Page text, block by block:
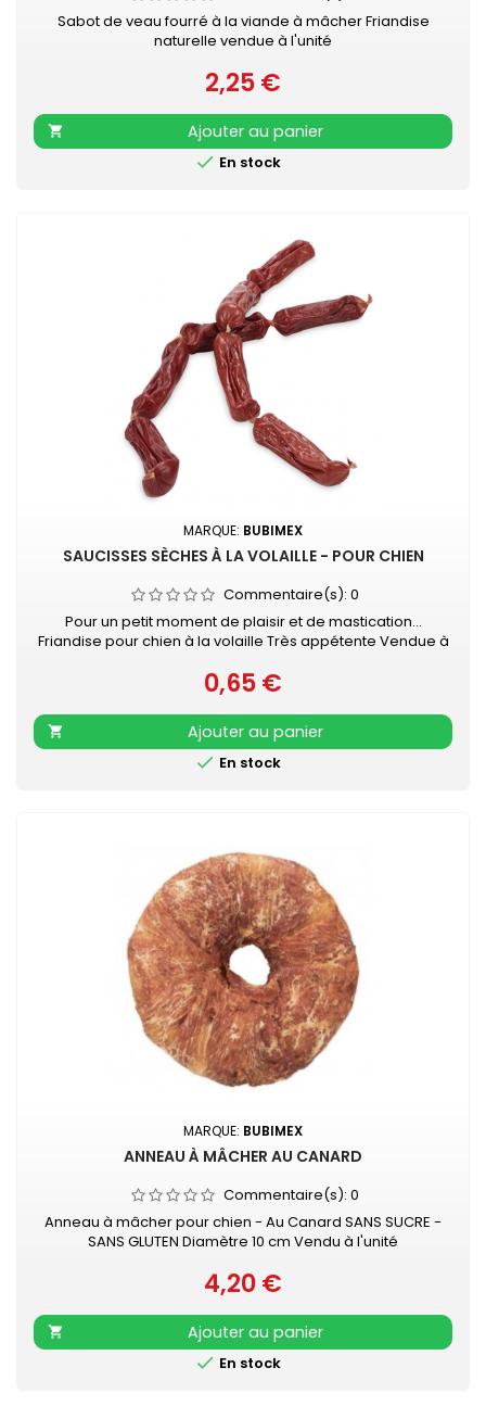
Sabot de veau fourré à la viande à mâcher Friandise
naturelle vendue à l'unité
Prix
2,25 €

Ajouter au panier
 En stock
MARQUE: BUBIMEX
SAUCISSES SÈCHES À LA VOLAILLE - POUR CHIEN
Commentaire(s): 0
Pour un petit moment de plaisir et de mastication...
Friandise pour chien à la volaille Très appétente Vendue à
Prix
0,65 €

Ajouter au panier
 En stock
MARQUE: BUBIMEX
ANNEAU À MÂCHER AU CANARD
Commentaire(s): 0
Anneau à mâcher pour chien - Au Canard SANS SUCRE -
SANS GLUTEN Diamètre 10 cm Vendu à l'unité
Prix
4,20 €

Ajouter au panier
 En stock